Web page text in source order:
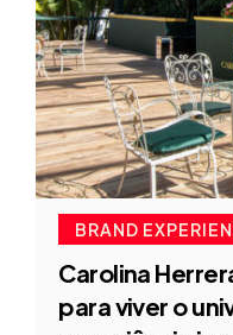
BRAND
Carolina
para viver o